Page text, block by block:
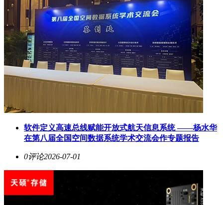
软件定义高速总线赋能开放式航天信息系统 ——杨水华
在第八届全国空间数据系统学术交流会作专题报告
0评论2026-07-01